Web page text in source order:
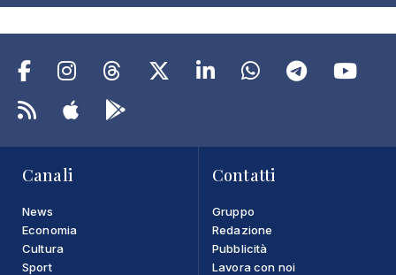
Canali
News
Economia
Cultura
Sport
Contatti
Gruppo
Redazione
Pubblicità
Lavora con noi